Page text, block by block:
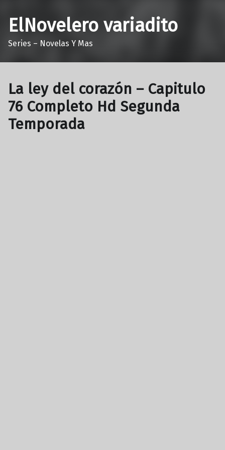
ElNovelero variadito
Series – Novelas Y Mas
La ley del corazón – Capitulo
76 Completo Hd Segunda
Temporada